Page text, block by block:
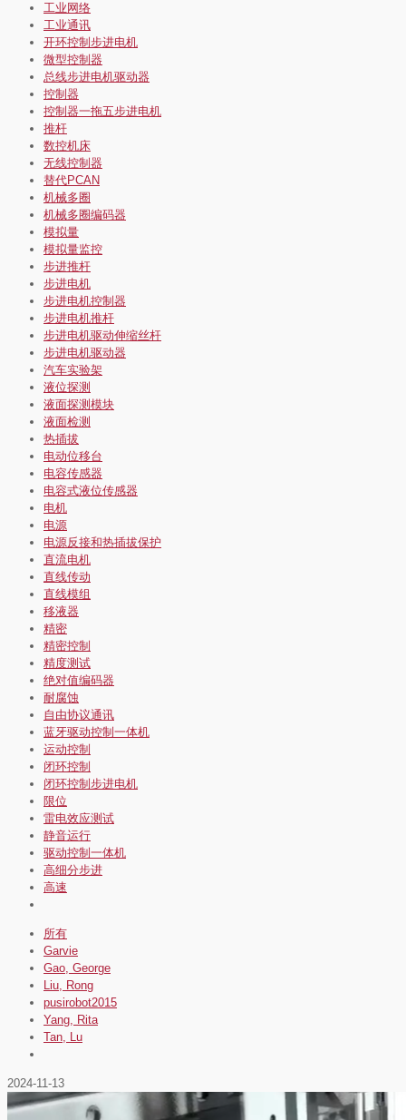
工业网络
工业通讯
开环控制步进电机
微型控制器
总线步进电机驱动器
控制器
控制器一拖五步进电机
推杆
数控机床
无线控制器
替代PCAN
机械多圈
机械多圈编码器
模拟量
模拟量监控
步进推杆
步进电机
步进电机控制器
步进电机推杆
步进电机驱动伸缩丝杆
步进电机驱动器
汽车实验架
液位探测
液面探测模块
液面检测
热插拔
电动位移台
电容传感器
电容式液位传感器
电机
电源
电源反接和热插拔保护
直流电机
直线传动
直线模组
移液器
精密
精密控制
精度测试
绝对值编码器
耐腐蚀
自由协议通讯
蓝牙驱动控制一体机
运动控制
闭环控制
闭环控制步进电机
限位
雷电效应测试
静音运行
驱动控制一体机
高细分步进
高速
所有
Garvie
Gao, George
Liu, Rong
pusirobot2015
Yang, Rita
Tan, Lu
2024-11-13